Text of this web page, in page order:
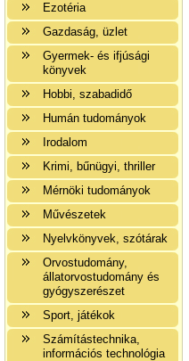
Ezotéria
Gazdaság, üzlet
Gyermek- és ifjúsági
könyvek
Hobbi, szabadidő
Humán tudományok
Irodalom
Krimi, bűnügyi, thriller
Mérnöki tudományok
Művészetek
Nyelvkönyvek, szótárak
Orvostudomány,
állatorvostudomány és
gyógyszerészet
Sport, játékok
Számítástechnika,
információs technológia